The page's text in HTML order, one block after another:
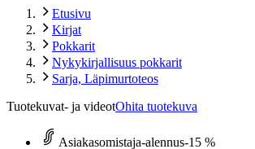
Etusivu
Kirjat
Pokkarit
Nykykirjallisuus pokkarit
Sarja, Läpimurtoteos
Tuotekuvat- ja videotOhita tuotekuva
Asiakasomistaja-alennus-15 %